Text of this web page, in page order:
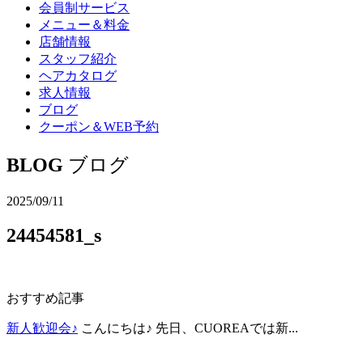
会員制サービス
メニュー＆料金
店舗情報
スタッフ紹介
ヘアカタログ
求人情報
ブログ
クーポン＆WEB予約
BLOG ブログ
2025/09/11
24454581_s
おすすめ記事
新人歓迎会♪ こんにちは♪ 先日、CUOREAでは新...